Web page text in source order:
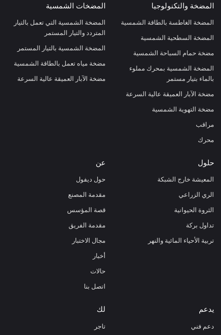
المضخة والتكنولوجيا
المضخة الغاطسة بالطاقة الشمسية
المضخة السطحية الشمسية
مضخة حمام السباحة الشمسية
المضخة الشمسية بمحرك مملوء
بالماء بتيار مستمر
مضخة الآبار العميقة عالية السرعة
مضخة التهوية الشمسية
مراقب
محرك
المضخات الشمسية
المضخة الشمسية التي تعمل بالتيار
المتردد والتيار المستمر
المضخة الشمسية بالتيار المستمر
مضخة مياه تعمل بالطاقة الشمسية
مضخة الآبار العميقة عالية السرعة
حلول
المعيشة خارج الشبكة
الري الزراعي
الثروة الحيوانية
تداول بركة
تربية الأحياء المائية والنهر
عن
حول ديفول
مقدمة المصنع
قصة المؤسس
مقدمة الفريق
مجال الاختبار
أخبار
حالات
اتصل بنا
يدعم
دعم فني
لك
تاجر